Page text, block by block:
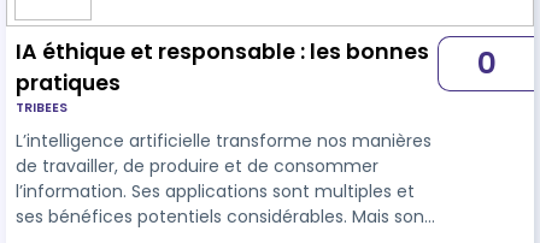
IA éthique et responsable : les bonnes
pratiques
TRIBEES
L’intelligence artificielle transforme nos manières
de travailler, de produire et de consommer
l’information. Ses applications sont multiples et
ses bénéfices potentiels considérables. Mais son
0